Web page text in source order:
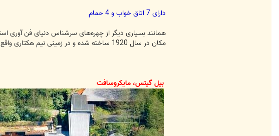
دارای 7 اتاق خواب و 4 حمام
مکان در سال 1920 ساخته شده و در زمینی نیم هکتاری واقع شده است.
بیل گیتس، مایکروسافت